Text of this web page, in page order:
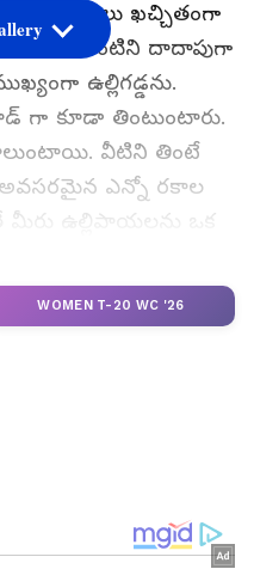
ఖచ్చితంగా
ఈ మూడింటిని దాదాపుగా
ఉల్లిగడ్డను.
గా కూడా తింటుంటారు.
వీటిని తింటే
ఎన్నో రకాల
ఉల్లిపాయలను ఒక
ఇప్పుడు
WOMEN T-20 WC '26